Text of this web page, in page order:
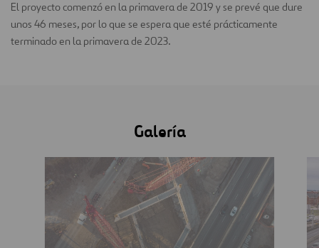
El proyecto comenzó en la primavera de 2019 y se prevé que dure
unos 46 meses, por lo que se espera que esté prácticamente
terminado en la primavera de 2023.
Galería